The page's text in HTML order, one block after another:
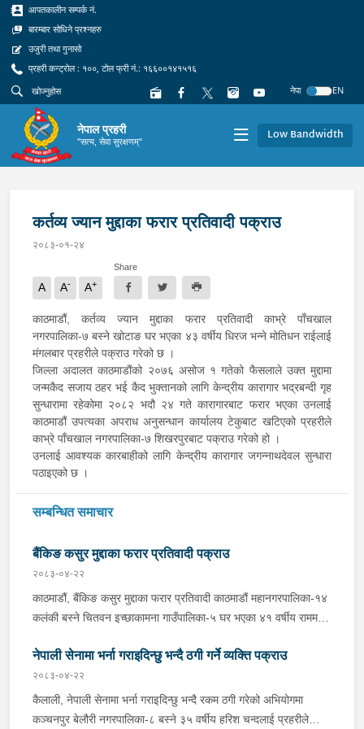
आपतकालीन सम्पर्क नं.
बारम्बार सोधिने प्रश्नहरु
उजुरी तथा गुनासो
प्रहरी कन्ट्रोल : १००, टोल फ्री नं.: १६६००१४१५१६
नेपा
EN
नेपाल प्रहरी
"सत्य, सेवा सुरक्षणम्" Low Bandwidth
कर्तव्य ज्यान मुद्दाका फरार प्रतिवादी पक्राउ
२०८३-०१-२४
A A- A+
Share
काठमाडौं, कर्तव्य ज्यान मुद्दाका फरार प्रतिवादी काभ्रे पाँचखाल
नगरपालिका-७ बस्ने खोटाङ घर भएका ४३ वर्षीय धिरज भन्ने मोतिधन राईलाई
मंगलबार प्रहरीले पक्राउ गरेको छ ।
जिल्ला अदालत काठमाडौंको २०७६ असोज १ गतेको फैसलाले उक्त मुद्दामा
जन्मकैद सजाय ठहर भई कैद भुक्तानको लागि केन्द्रीय कारागार भद्रबन्दी गृह
सुन्धारामा रहेकोमा २०८२ भदौ २४ गते कारागारबाट फरार भएका उनलाई
काठमाडौं उपत्यका अपराध अनुसन्धान कार्यालय टेकुबाट खटिएको प्रहरीले
काभ्रे पाँचखाल नगरपालिका-७ शिखरपुरबाट पक्राउ गरेको हो ।
उनलाई आवश्यक कारबाहीको लागि केन्द्रीय कारागार जगन्नाथदेवल सुन्धारा
पठाइएको छ ।
सम्बन्धित समाचार
बैंकिङ कसुर मुद्दाका फरार प्रतिवादी पक्राउ
२०८३-०४-२२
काठमाडौं, बैंकिङ कसुर मुद्दाका फरार प्रतिवादी काठमाडौं महानगरपालिका-१४
कलंकी बस्ने चितवन इच्छाकामना गाउँपालिका-५ घर भएका ४१ वर्षीय राममणी
काठमाडौंको २०८२ असार १० गतेको फैसला उक्त मुद्दामा ७३ हजार ३ सय
९० रूपैयाँ जरिवाना, ५ दिन कैद र क्षतिपूर्ति बापत २ हजार ९ सय ३६ रूपैयाँ
पीडित राहत कोषमा जम्मा गराउने ठहर भई फरार रहेका उनलाई काठमाडौं
उपत्यका अपराध अनुसन्धान कार्यालय टेकुबाट खटिएको प्रहरीले काठमाडौं
नेपाली सेनामा भर्ना गराइदिन्छु भन्दै ठगी गर्ने व्यक्ति पक्राउ
२०८३-०४-२२
कैलाली, नेपाली सेनामा भर्ना गराइदिन्छु भन्दै रकम ठगी गरेको अभियोगमा
कञ्चनपुर बेलौरी नगरपालिका-८ बस्ने ३५ वर्षीय हरिश चन्दलाई प्रहरीले